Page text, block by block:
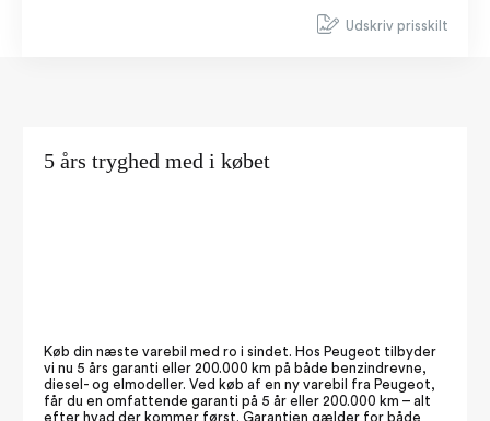
Udskriv prisskilt
5 års tryghed med i købet
Køb din næste varebil med ro i sindet. Hos Peugeot tilbyder
vi nu 5 års garanti eller 200.000 km på både benzindrevne,
diesel- og elmodeller. Ved køb af en ny varebil fra Peugeot,
får du en omfattende garanti på 5 år eller 200.000 km – alt
efter hvad der kommer først. Garantien gælder for både